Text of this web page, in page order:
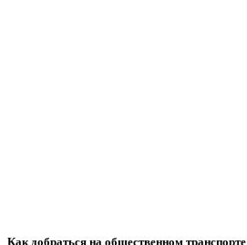
Как добраться на общественном транспорте